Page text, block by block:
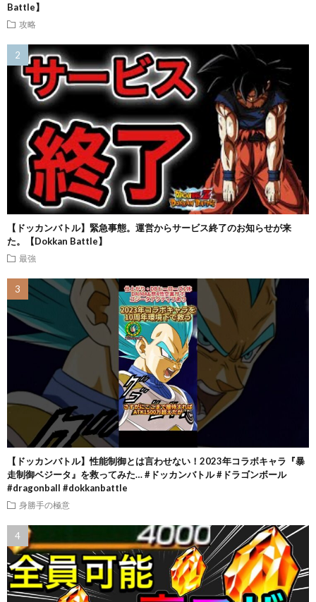
Battle】
攻略
【ドッカンバトル】緊急事態。運営からサービス終了のお知らせが来
た。【Dokkan Battle】
最強
【ドッカンバトル】性能制御とは言わせない！2023年コラボキャラ『暴
走制御ベジータ』を救ってみた… #ドッカンバトル #ドラゴンボール
#dragonball #dokkanbattle
身勝手の極意